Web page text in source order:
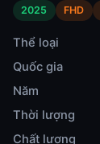
2025 FHD
Thể loại
Quốc gia
Năm
Thời lượng
Chất lượng